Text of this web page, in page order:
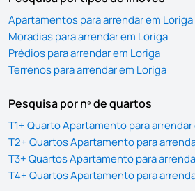
Apartamentos para arrendar em Loriga
Moradias para arrendar em Loriga
Prédios para arrendar em Loriga
Terrenos para arrendar em Loriga
Pesquisa por nº de quartos
T1+ Quarto Apartamento para
T2+ Quartos Apartamento para
T3+ Quartos Apartamento para
T4+ Quartos Apartamento para